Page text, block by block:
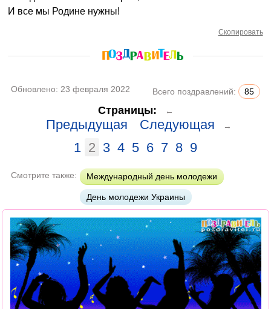
И все мы Родине нужны!
Скопировать
Обновлено: 23 февраля 2022 Всего поздравлений: 85
Страницы: ←
Предыдущая Следующая →
1 2 3 4 5 6 7 8 9
Смотрите также: Международный день молодежи
День молодежи Украины